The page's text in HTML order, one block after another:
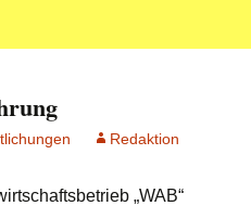
rauskommen
Redaktion
„WAB“